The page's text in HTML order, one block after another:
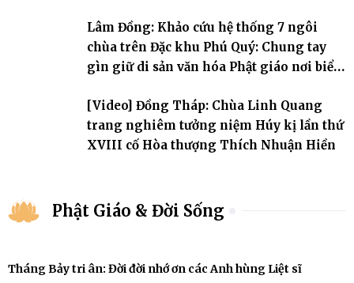
Lâm Đồng: Khảo cứu hệ thống 7 ngôi
chùa trên Đặc khu Phú Quý: Chung tay
gìn giữ di sản văn hóa Phật giáo nơi biển
[Video] Đồng Tháp: Chùa Linh Quang
trang nghiêm tưởng niệm Húy kị lần thứ
XVIII cố Hòa thượng Thích Nhuận Hiền
Phật Giáo & Đời Sống
Tháng Bảy tri ân: Đời đời nhớ ơn các Anh hùng Liệt sĩ